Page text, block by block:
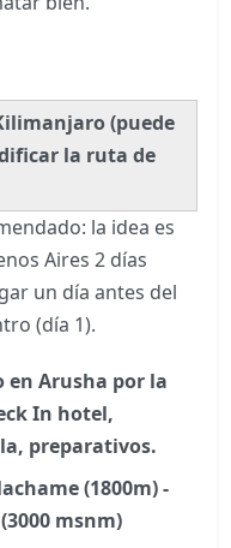
(puede
la ruta de
la idea es
Aires 2 días
un día antes del
(día 1).
en Arusha por la
In hotel,
preparativos.
(1800m) -
msnm)